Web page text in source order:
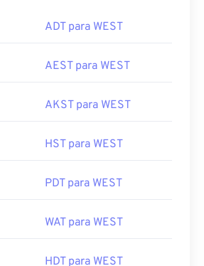
ADT para WEST
AEST para WEST
AKST para WEST
HST para WEST
PDT para WEST
WAT para WEST
HDT para WEST